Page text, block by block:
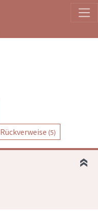
Rückverweise (5)